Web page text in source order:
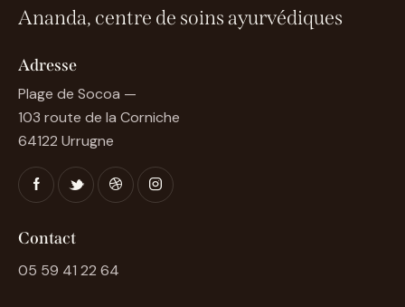
Ananda, centre de soins ayurvédiques
Adresse
Plage de Socoa —
103 route de la Corniche
64122 Urrugne
Contact
05 59 41 22 64